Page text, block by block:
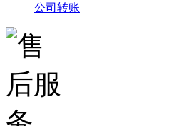
公司转账